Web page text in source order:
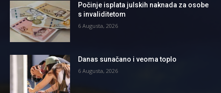
Počinje isplata julskih naknada za osobe
s invaliditetom
6 Augusta, 2026
Danas sunačano i veoma toplo
6 Augusta, 2026